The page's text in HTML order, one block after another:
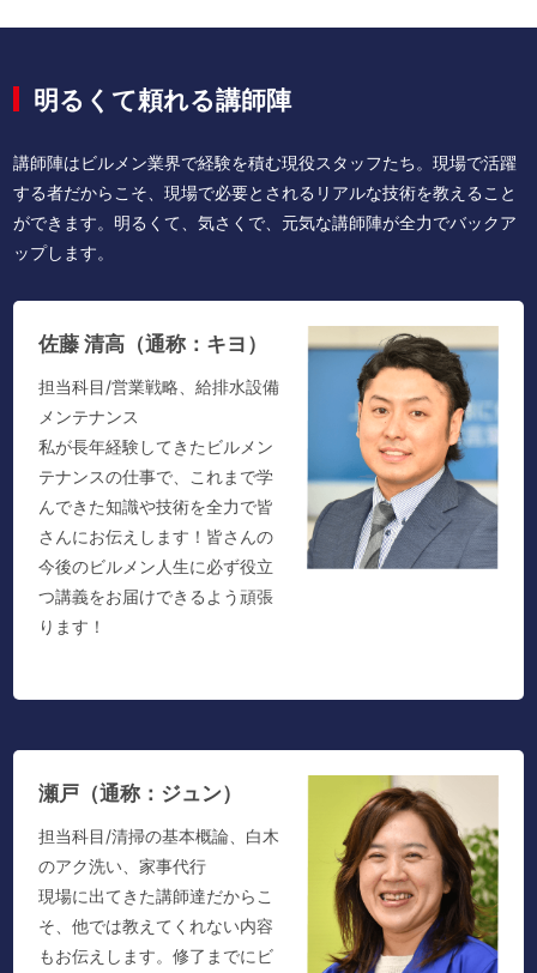
明るくて頼れる講師陣
講師陣はビルメン業界で経験を積む現役スタッフたち。現場で活躍
する者だからこそ、現場で必要とされるリアルな技術を教えること
ができます。明るくて、気さくで、元気な講師陣が全力でバックア
ップします。
佐藤 清高（通称：キヨ）
担当科目/営業戦略、給排水設備
メンテナンス
私が長年経験してきたビルメン
テナンスの仕事で、これまで学
んできた知識や技術を全力で皆
さんにお伝えします！皆さんの
今後のビルメン人生に必ず役立
つ講義をお届けできるよう頑張
ります！
瀬戸（通称：ジュン）
担当科目/清掃の基本概論、白木
のアク洗い、家事代行
現場に出てきた講師達だからこ
そ、他では教えてくれない内容
もお伝えします。修了までにビ